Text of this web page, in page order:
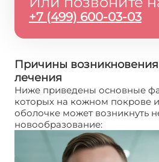
+7 (499) 600-03-03
Причины
лечения
Ниже приведены основные
которых на кожном покрове
оболочке может возникнуть
новообразование: